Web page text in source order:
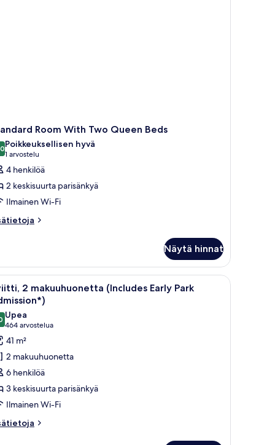
Room With Two Queen Beds
kautta 10
Poikkeuksellisen hyvä
1 arvostelu
(1
arvostelu)
4 henkilöä
2 keskisuurta parisänkyä
Ilmainen Wi-Fi
Näytä hinnat
tuoli ja televisio. Hotellihuone, jossa on sänky, työpöytä,
7
2 makuuhuonetta (Includes Early Park
kautta 10
Upea
464 arvostelua
(464
arvostelua)
41 m²
2 makuuhuonetta
6 henkilöä
3 keskisuurta parisänkyä
Ilmainen Wi-Fi